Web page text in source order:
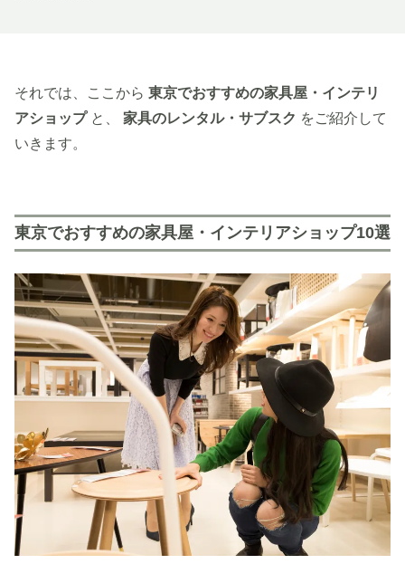
それでは、ここから 東京でおすすめの家具屋・インテリ
アショップ と、 家具のレンタル・サブスク をご紹介して
いきます。
東京でおすすめの家具屋・インテリアショップ10選